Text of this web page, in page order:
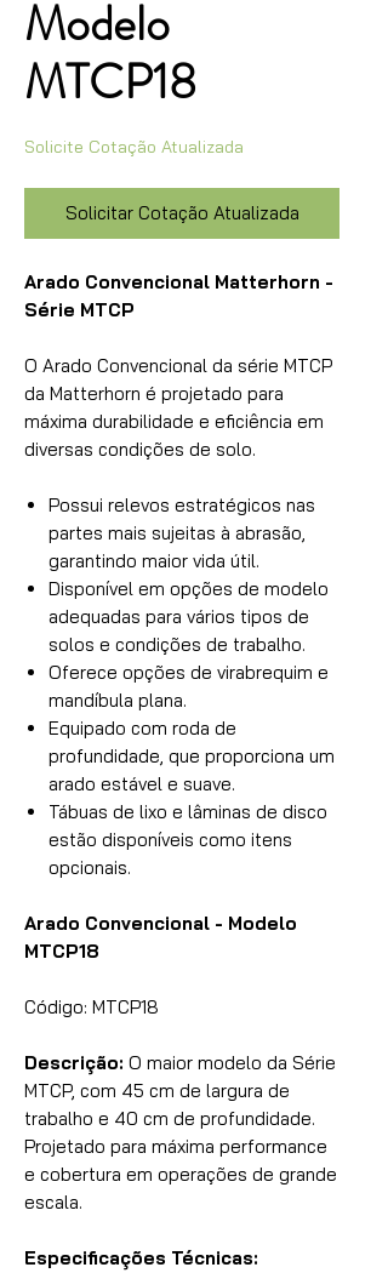
Modelo
MTCP18
Solicite Cotação Atualizada
Solicitar Cotação Atualizada
Arado Convencional Matterhorn -
Série MTCP
O Arado Convencional da série MTCP
da Matterhorn é projetado para
máxima durabilidade e eficiência em
diversas condições de solo.
Possui relevos estratégicos nas
partes mais sujeitas à abrasão,
garantindo maior vida útil.
Disponível em opções de modelo
adequadas para vários tipos de
solos e condições de trabalho.
Oferece opções de virabrequim e
mandíbula plana.
Equipado com roda de
profundidade, que proporciona um
arado estável e suave.
Tábuas de lixo e lâminas de disco
estão disponíveis como itens
opcionais.
Arado Convencional - Modelo
MTCP18
Código: MTCP18
Descrição: O maior modelo da Série
MTCP, com 45 cm de largura de
trabalho e 40 cm de profundidade.
Projetado para máxima performance
e cobertura em operações de grande
escala.
Especificações Técnicas: